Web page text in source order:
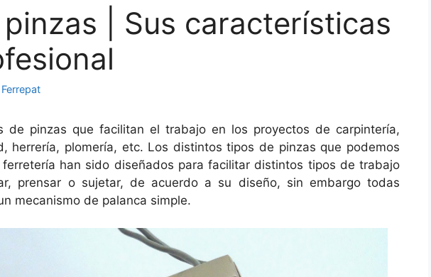
| Sus características
de pinzas que facilitan el trabajo en los proyectos de carpintería,
herrería, plomería, etc. Los distintos tipos de pinzas que podemos
han sido diseñados para facilitar distintos tipos de trabajo
prensar o sujetar, de acuerdo a su diseño, sin embargo todas
mecanismo de palanca simple.